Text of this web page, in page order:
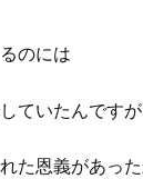
のには
ていたんですが
た恩義があった